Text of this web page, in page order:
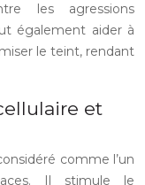
les agressions
également aider à
le teint, rendant
et
comme l’un
Il stimule le